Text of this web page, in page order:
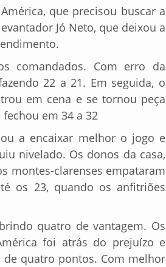
que precisou buscar a
Jó Neto, que deixou a
comandados. Com erro da
22 a 21. Em seguida, o
em cena e se tornou peça
em 34 a 32
a encaixar melhor o jogo e
nivelado. Os donos da casa,
montes-clarenses empataram
os 23, quando os anfitriões
quatro de vantagem. Os
foi atrás do prejuízo e
de quatro pontos. Com melhor